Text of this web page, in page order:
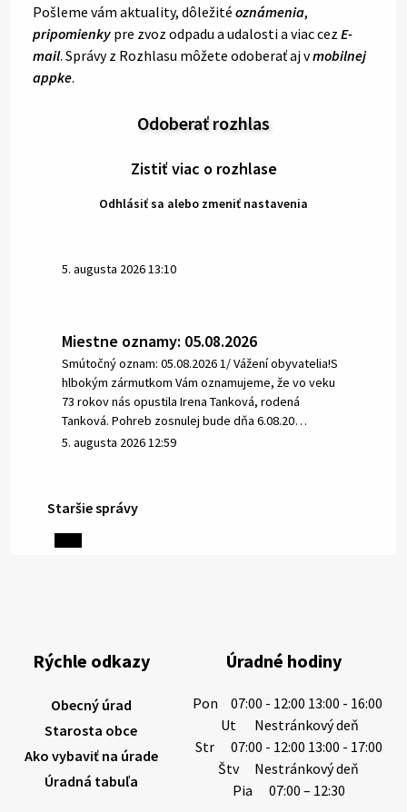
Pošleme vám aktuality, dôležité oznámenia,
pripomienky pre zvoz odpadu a udalosti a viac cez E-
mail. Správy z Rozhlasu môžete odoberať aj vmobilnej
appke.
Odoberať rozhlas
Zistiť viac o rozhlase
Odhlásiť sa alebo zmeniť nastavenia
5. augusta 2026 13:10
Miestne oznamy: 05.08.2026
Smútočný oznam: 05.08.2026 1/ Vážení obyvatelia!S
hlbokým zármutkom Vám oznamujeme, že vo veku
73 rokov nás opustila Irena Tanková, rodená
Tanková. Pohreb zosnulej bude dňa 6.08.20…
5. augusta 2026 12:59
3. augusta 2026 08:45
84 rokov nás opustil Ján Letusek. Pohreb zosnulého
bude dňa 4.08.2026 v utorok 10.00…
31. júla 2026 10:10
Staršie správy
Rýchle odkazy
Obecný úrad
Starosta obce
Ako vybaviť na úrade
Úradná tabuľa
Úradné hodiny
Pon
07:00 - 12:00 13:00 - 16:00
Ut
Nestránkový deň
Str
07:00 - 12:00 13:00 - 17:00
Štv
Nestránkový deň
Pia
07:00 – 12:30